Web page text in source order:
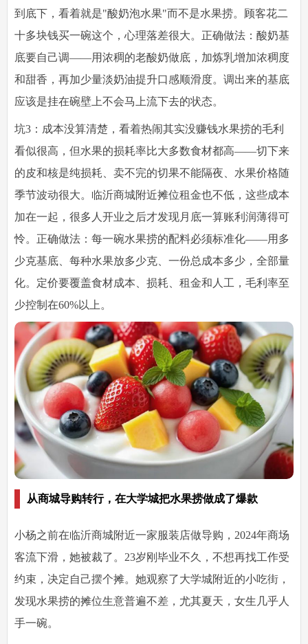
到底下，看着就是"酸奶泡水果"而不是水果捞。顾客花二
十多块钱买一碗这个，心理落差很大。 正确做法 ：酸奶基
底要自己调——用浓稠的老酸奶做底，加炼乳增加浓稠度
和甜香，再加少量淡奶油提升口感顺滑度。调出来的基底
应该是挂在碗壁上不会马上流下去的状态。
坑3：成本没算清楚，看着热闹其实没赚钱水果捞的毛利
看似很高，但水果的损耗率比大多数食材都高——切下来
的皮和核是纯损耗、卖不完的切果不能隔夜、水果价格随
季节波动很大。临沂商城附近摊位租金也不低，这些成本
加在一起，很多人开业之后才发现月底一算账利润薄得可
怜。 正确做法 ：每一碗水果捞的配料必须标准化——用多
少克基底、每种水果放多少克、一份总成本多少，全部量
化。定价要覆盖食材成本、损耗、租金和人工，毛利率至
少控制在60%以上。
从商城导购转行，在大学城把水果捞做成了爆款
小杨之前在临沂商城附近一家服装店做导购，2024年商场
客流下滑，她被裁了。23岁刚毕业不久，不想再找工作受
约束，决定自己摆个摊。她观察了大学城附近的小吃街，
发现水果捞的摊位生意普遍不差，尤其夏天，女生几乎人
手一碗。